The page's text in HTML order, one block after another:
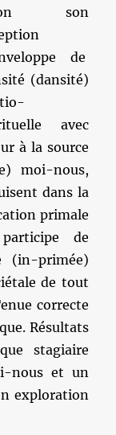
son
de
(dansité)
avec
à la source
moi-nous,
dans la
primale
de
(in-primée)
de tout
correcte
Résultats
stagiaire
nous et un
exploration